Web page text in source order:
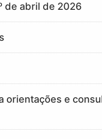
de abril de 2026
orientações e